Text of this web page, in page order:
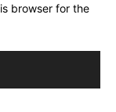
browser for the